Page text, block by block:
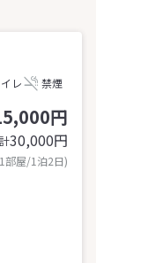
イレ 禁煙
円
30,000円
部屋/1泊2日)